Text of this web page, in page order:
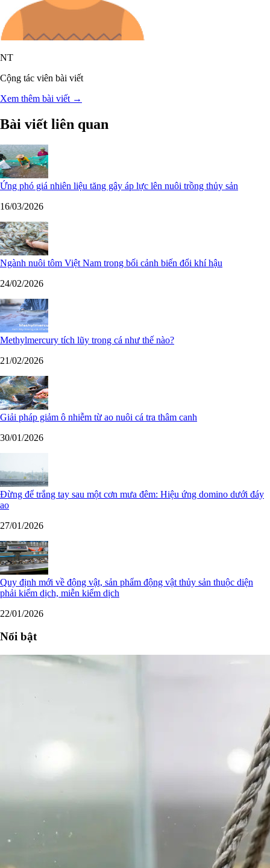
NT
Cộng tác viên bài viết
Xem thêm bài viết →
Bài viết liên quan
Ứng phó giá nhiên liệu tăng gây áp lực lên nuôi trồng thủy sản
16/03/2026
Ngành nuôi tôm Việt Nam trong bối cảnh biến đổi khí hậu
24/02/2026
Methylmercury tích lũy trong cá như thế nào?
21/02/2026
Giải pháp giảm ô nhiễm từ ao nuôi cá tra thâm canh
30/01/2026
Đừng để trắng tay sau một cơn mưa đêm: Hiệu ứng domino dưới đáy
ao
27/01/2026
Quy định mới về động vật, sản phẩm động vật thủy sản thuộc diện
phải kiểm dịch, miễn kiểm dịch
22/01/2026
Nổi bật